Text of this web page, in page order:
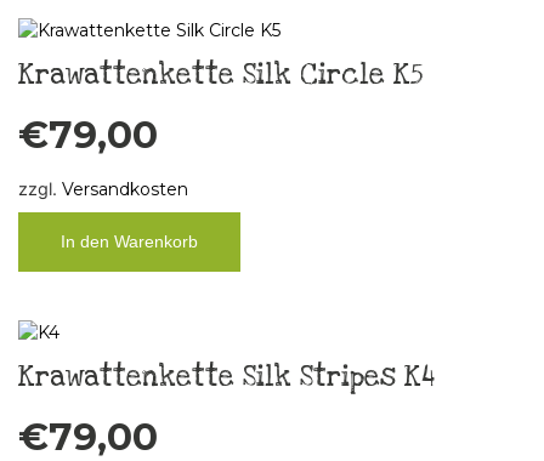
Krawattenkette Silk Circle K5
€79,00
zzgl. Versandkosten
In den Warenkorb
Krawattenkette Silk Stripes K4
€79,00